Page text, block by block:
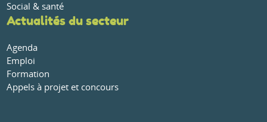
Social & santé
Actualités du secteur
Agenda
Emploi
Formation
Appels à projet et concours